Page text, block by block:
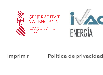
Imprimir Política de privacidad